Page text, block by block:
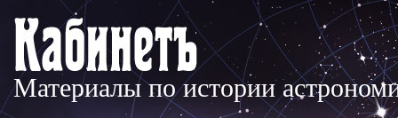
Материалы по истории